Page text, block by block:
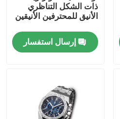
ذات الشكل التناظري
الأنيق للمحترفين الأنيقين
إرسال استفسار